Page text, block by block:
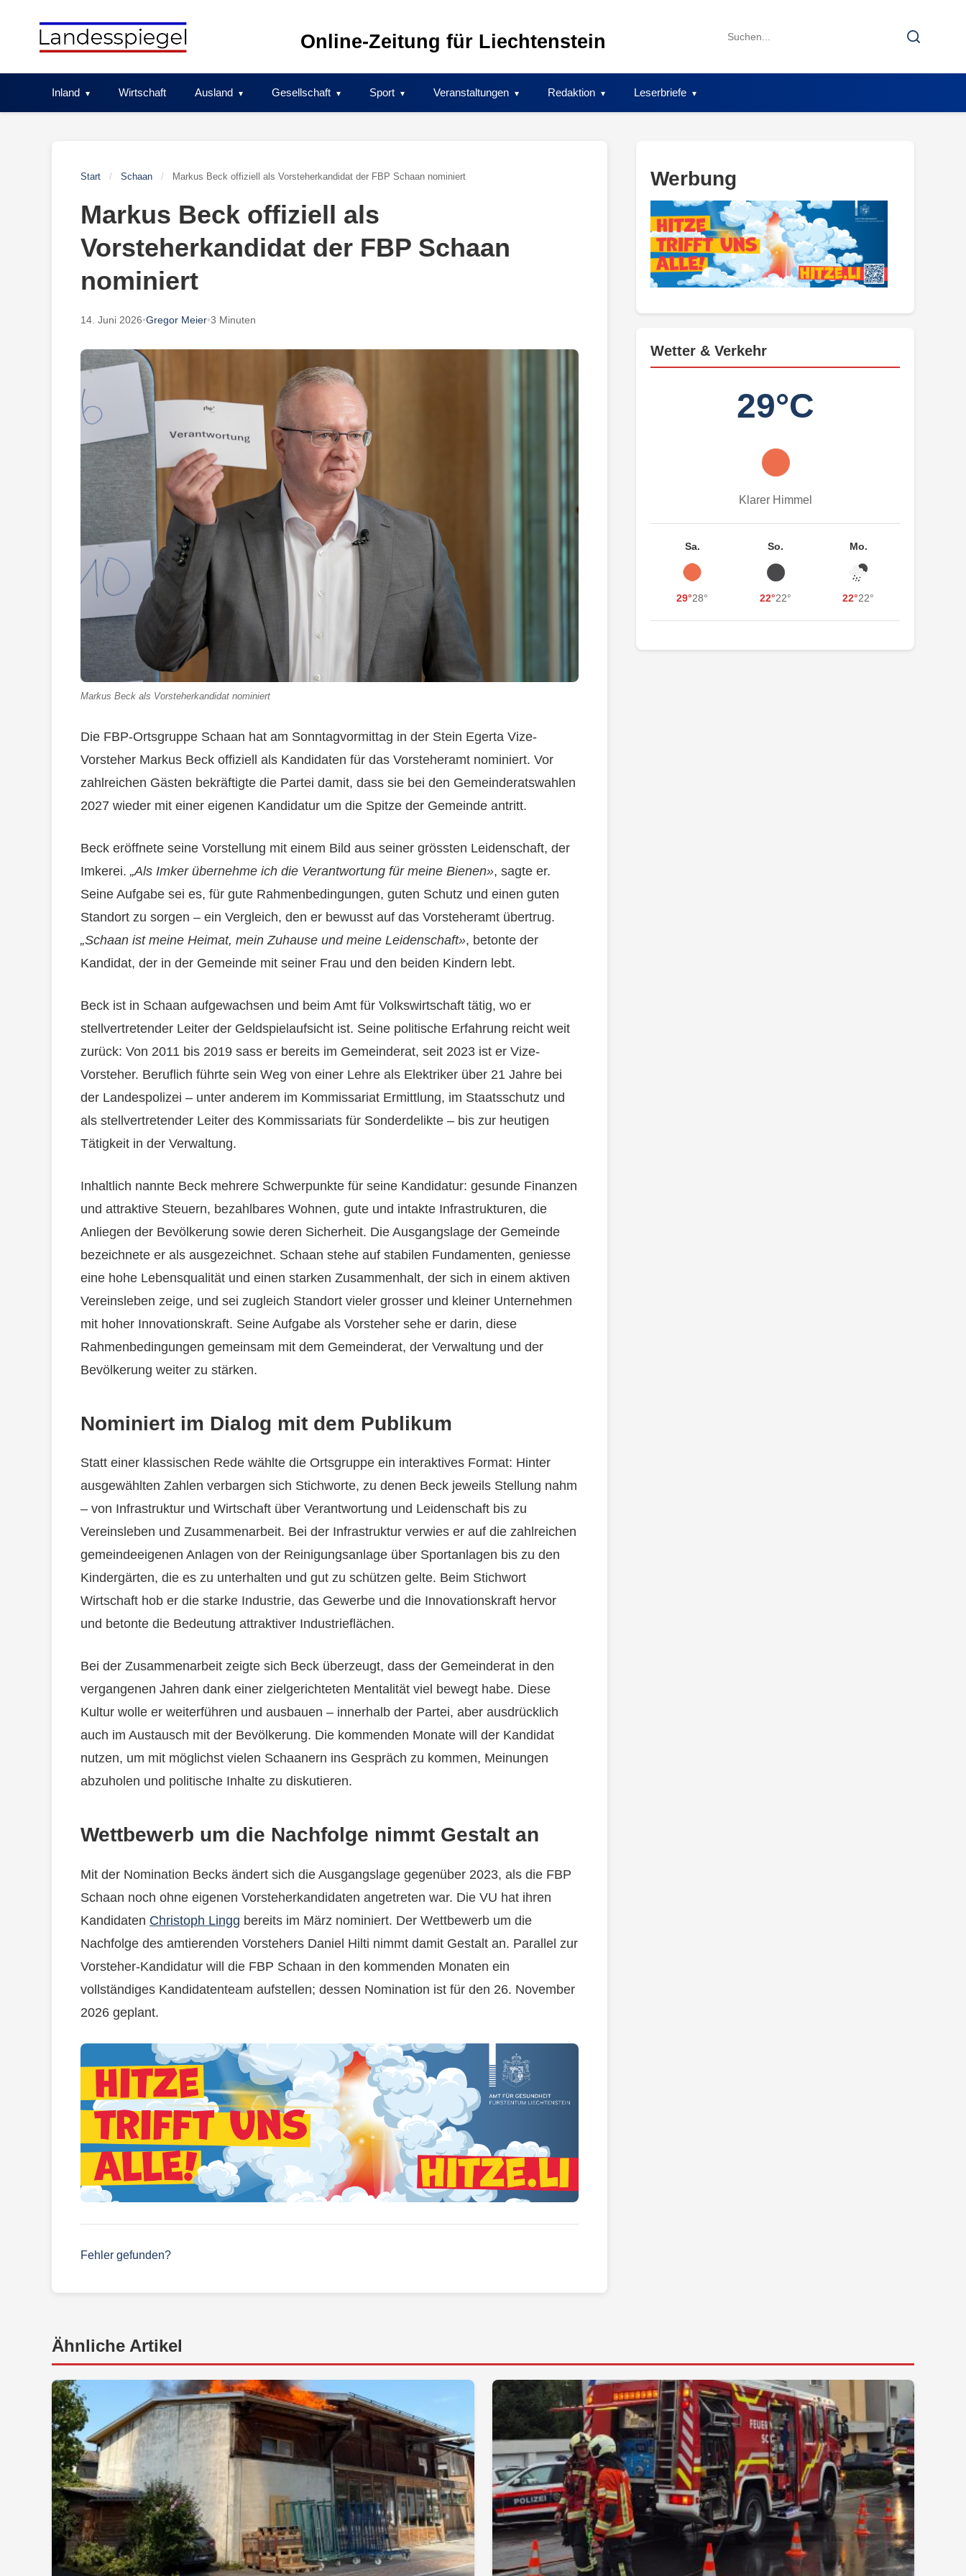
Online-Zeitung für Liechtenstein
Search
Search
Inland Wirtschaft Ausland Gesellschaft Sport Veranstaltungen Redaktion Leserbriefe
Start / Schaan / Markus Beck offiziell als Vorsteherkandidat der FBP Schaan nominiert
Markus Beck offiziell als
Vorsteherkandidat der FBP Schaan
nominiert
14. Juni 2026•Gregor Meier•3 Minuten
Markus Beck als Vorsteherkandidat nominiert
Die FBP-Ortsgruppe Schaan hat am Sonntagvormittag in der Stein Egerta Vize-
Vorsteher Markus Beck offiziell als Kandidaten für das Vorsteheramt nominiert. Vor
zahlreichen Gästen bekräftigte die Partei damit, dass sie bei den Gemeinderatswahlen
2027 wieder mit einer eigenen Kandidatur um die Spitze der Gemeinde antritt.
Beck eröffnete seine Vorstellung mit einem Bild aus seiner grössten Leidenschaft, der
Imkerei. „Als Imker übernehme ich die Verantwortung für meine Bienen», sagte er.
Seine Aufgabe sei es, für gute Rahmenbedingungen, guten Schutz und einen guten
Standort zu sorgen – ein Vergleich, den er bewusst auf das Vorsteheramt übertrug.
„Schaan ist meine Heimat, mein Zuhause und meine Leidenschaft», betonte der
Kandidat, der in der Gemeinde mit seiner Frau und den beiden Kindern lebt.
Beck ist in Schaan aufgewachsen und beim Amt für Volkswirtschaft tätig, wo er
stellvertretender Leiter der Geldspielaufsicht ist. Seine politische Erfahrung reicht weit
zurück: Von 2011 bis 2019 sass er bereits im Gemeinderat, seit 2023 ist er Vize-
Vorsteher. Beruflich führte sein Weg von einer Lehre als Elektriker über 21 Jahre bei
der Landespolizei – unter anderem im Kommissariat Ermittlung, im Staatsschutz und
als stellvertretender Leiter des Kommissariats für Sonderdelikte – bis zur heutigen
Tätigkeit in der Verwaltung.
Inhaltlich nannte Beck mehrere Schwerpunkte für seine Kandidatur: gesunde Finanzen
und attraktive Steuern, bezahlbares Wohnen, gute und intakte Infrastrukturen, die
Anliegen der Bevölkerung sowie deren Sicherheit. Die Ausgangslage der Gemeinde
bezeichnete er als ausgezeichnet. Schaan stehe auf stabilen Fundamenten, geniesse
eine hohe Lebensqualität und einen starken Zusammenhalt, der sich in einem aktiven
Vereinsleben zeige, und sei zugleich Standort vieler grosser und kleiner Unternehmen
mit hoher Innovationskraft. Seine Aufgabe als Vorsteher sehe er darin, diese
Rahmenbedingungen gemeinsam mit dem Gemeinderat, der Verwaltung und der
Bevölkerung weiter zu stärken.
Nominiert im Dialog mit dem Publikum
Statt einer klassischen Rede wählte die Ortsgruppe ein interaktives Format: Hinter
ausgewählten Zahlen verbargen sich Stichworte, zu denen Beck jeweils Stellung nahm
– von Infrastruktur und Wirtschaft über Verantwortung und Leidenschaft bis zu
Vereinsleben und Zusammenarbeit. Bei der Infrastruktur verwies er auf die zahlreichen
gemeindeeigenen Anlagen von der Reinigungsanlage über Sportanlagen bis zu den
Kindergärten, die es zu unterhalten und gut zu schützen gelte. Beim Stichwort
Wirtschaft hob er die starke Industrie, das Gewerbe und die Innovationskraft hervor
und betonte die Bedeutung attraktiver Industrieflächen.
Bei der Zusammenarbeit zeigte sich Beck überzeugt, dass der Gemeinderat in den
vergangenen Jahren dank einer zielgerichteten Mentalität viel bewegt habe. Diese
Kultur wolle er weiterführen und ausbauen – innerhalb der Partei, aber ausdrücklich
auch im Austausch mit der Bevölkerung. Die kommenden Monate will der Kandidat
nutzen, um mit möglichst vielen Schaanern ins Gespräch zu kommen, Meinungen
abzuholen und politische Inhalte zu diskutieren.
Wettbewerb um die Nachfolge nimmt Gestalt an
Mit der Nomination Becks ändert sich die Ausgangslage gegenüber 2023, als die FBP
Schaan noch ohne eigenen Vorsteherkandidaten angetreten war. Die VU hat ihren
Kandidaten Christoph Lingg bereits im März nominiert. Der Wettbewerb um die
Nachfolge des amtierenden Vorstehers Daniel Hilti nimmt damit Gestalt an. Parallel zur
Vorsteher-Kandidatur will die FBP Schaan in den kommenden Monaten ein
vollständiges Kandidatenteam aufstellen; dessen Nomination ist für den 26. November
2026 geplant.
Fehler gefunden?
Werbung
Wetter & Verkehr
29°C
Klarer Himmel
Sa.
29°28°
So.
22°22°
Mo.
22°22°
Ähnliche Artikel